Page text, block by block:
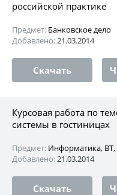
российской практике
Предмет: Банковское дело
Добавлено:21.03.2014
Скачать
Курсовая работа по
системы в гостиницах
Предмет: Информатика,
Добавлено:21.03.2014
Скачать